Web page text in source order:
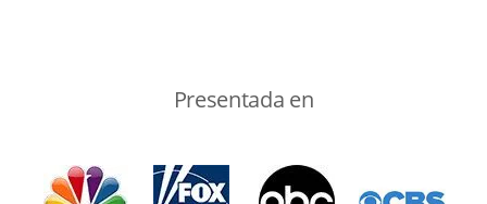
Presentada en